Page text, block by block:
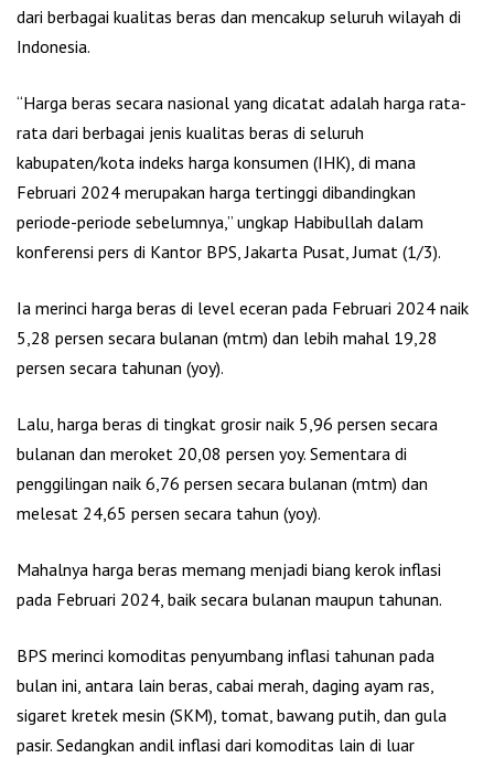
dari berbagai kualitas beras dan mencakup seluruh wilayah di
Indonesia.
“Harga beras secara nasional yang dicatat adalah harga rata-
rata dari berbagai jenis kualitas beras di seluruh
kabupaten/kota indeks harga konsumen (IHK), di mana
Februari 2024 merupakan harga tertinggi dibandingkan
periode-periode sebelumnya,” ungkap Habibullah dalam
konferensi pers di Kantor BPS, Jakarta Pusat, Jumat (1/3).
Ia merinci harga beras di level eceran pada Februari 2024 naik
5,28 persen secara bulanan (mtm) dan lebih mahal 19,28
persen secara tahunan (yoy).
Lalu, harga beras di tingkat grosir naik 5,96 persen secara
bulanan dan meroket 20,08 persen yoy. Sementara di
penggilingan naik 6,76 persen secara bulanan (mtm) dan
melesat 24,65 persen secara tahun (yoy).
Mahalnya harga beras memang menjadi biang kerok inflasi
pada Februari 2024, baik secara bulanan maupun tahunan.
BPS merinci komoditas penyumbang inflasi tahunan pada
bulan ini, antara lain beras, cabai merah, daging ayam ras,
sigaret kretek mesin (SKM), tomat, bawang putih, dan gula
pasir. Sedangkan andil inflasi dari komoditas lain di luar